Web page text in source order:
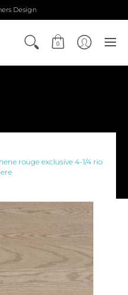
Design
0
rouge exclusive 4-1/4 rio